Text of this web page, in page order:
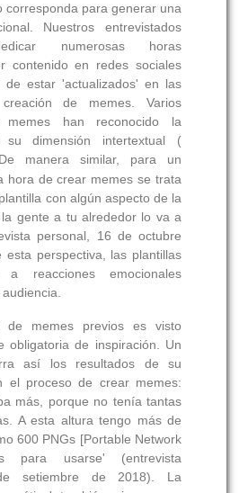
corresponda para generar una
Nuestros entrevistados
numerosas horas
contenido en redes sociales
de estar 'actualizados' en las
de memes. Varios
memes han reconocido la
su dimensión intertextual (
manera similar, para un
hora de crear memes se trata
con algún aspecto de la
gente a tu alrededor lo va a
personal, 16 de octubre
esta perspectiva, las plantillas
reacciones emocionales
de memes previos es visto
obligatoria de inspiración. Un
así los resultados de su
el proceso de crear memes:
más, porque no tenía tantas
A esta altura tengo más de
600 PNGs [Portable Network
para usarse' (entrevista
setiembre de 2018). La